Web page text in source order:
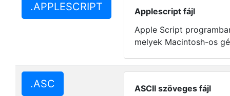
.APPLESCRIPT
Applescript fájl
Apple Script
melyek Macintosh-os
.ASC
ASCII szöveges fájl